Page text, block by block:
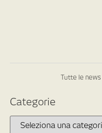
Tutte le news
Categorie